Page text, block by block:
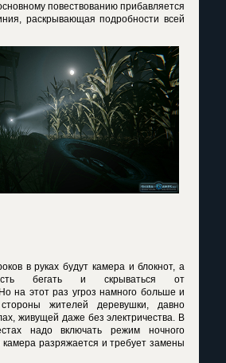
повествованию прибавляется
раскрывающая подробности всей
в руках будут камера и блокнот, а
бегать и скрываться от
на этот раз угроз намного больше и
жителей деревушки, давно
живущей даже без электричества. В
надо включать режим ночного
камера разряжается и требует замены